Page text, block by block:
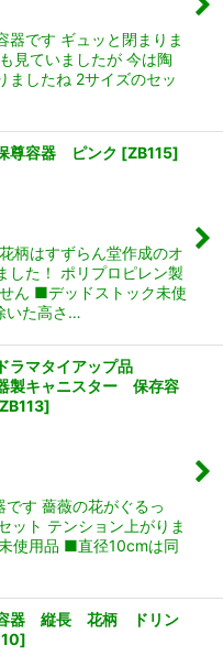
器です ギュッと閉まりま
見ていましたが 今は陶
ましたね 2サイズのセッ
尊容器 ピンク [ZB115]
柄はすずらん堂作成のオ
した！ ポリプロピレン製
ん ■デッドストック未使
いた高さ…
ラマタイアップ品
製キャニスター 保存容
ZB113]
です 薔薇の花がぐるっ
ット テンション上がりま
使用品 ■直径10cmは同
器 縦長 花柄 ドリン
]